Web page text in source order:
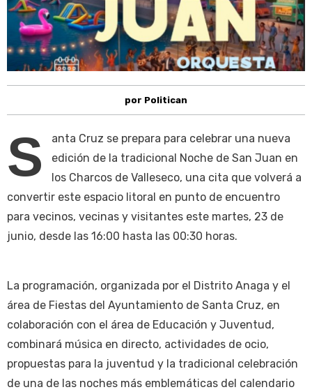
por Politican
S
anta Cruz se prepara para celebrar una nueva
edición de la tradicional Noche de San Juan en
los Charcos de Valleseco, una cita que volverá a
convertir este espacio litoral en punto de encuentro
para vecinos, vecinas y visitantes este martes, 23 de
junio, desde las 16:00 hasta las 00:30 horas.
La programación, organizada por el Distrito Anaga y el
área de Fiestas del Ayuntamiento de Santa Cruz, en
colaboración con el área de Educación y Juventud,
combinará música en directo, actividades de ocio,
propuestas para la juventud y la tradicional celebración
de una de las noches más emblemáticas del calendario